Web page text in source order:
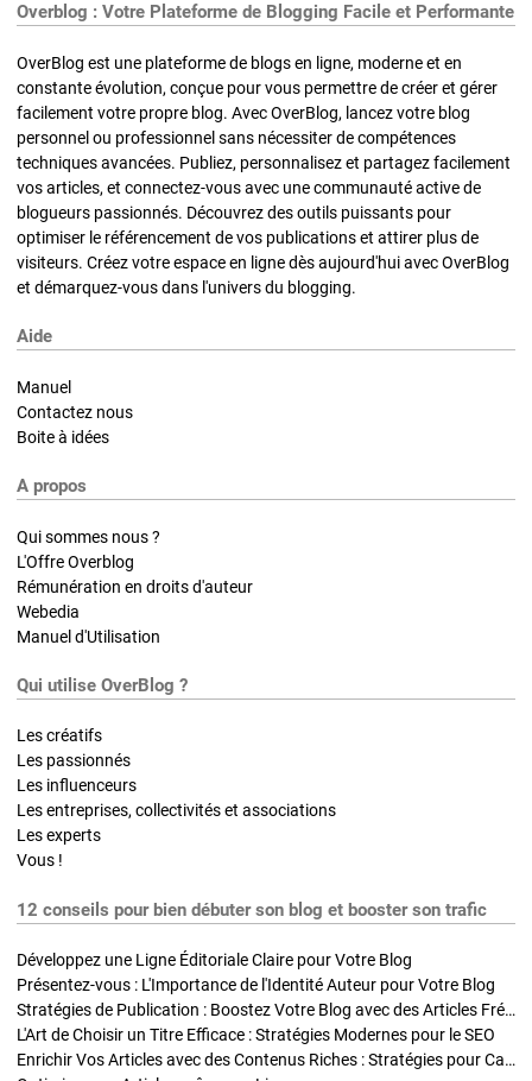
Overblog : Votre Plateforme de Blogging Facile et Performante
OverBlog est une plateforme de blogs en ligne, moderne et en
constante évolution, conçue pour vous permettre de créer et gérer
facilement votre propre blog. Avec OverBlog, lancez votre blog
personnel ou professionnel sans nécessiter de compétences
techniques avancées. Publiez, personnalisez et partagez facilement
vos articles, et connectez-vous avec une communauté active de
blogueurs passionnés. Découvrez des outils puissants pour
optimiser le référencement de vos publications et attirer plus de
visiteurs. Créez votre espace en ligne dès aujourd'hui avec OverBlog
et démarquez-vous dans l'univers du blogging.
Aide
Manuel
Contactez nous
Boite à idées
A propos
Qui sommes nous ?
L'Offre Overblog
Rémunération en droits d'auteur
Webedia
Manuel d'Utilisation
Qui utilise OverBlog ?
Les créatifs
Les passionnés
Les influenceurs
Les entreprises, collectivités et associations
Les experts
Vous !
12 conseils pour bien débuter son blog et booster son trafic
Développez une Ligne Éditoriale Claire pour Votre Blog
Présentez-vous : L'Importance de l'Identité Auteur pour Votre Blog
Stratégies de Publication : Boostez Votre Blog avec des Articles Fréquents et Exclusifs
L'Art de Choisir un Titre Efficace : Stratégies Modernes pour le SEO
Enrichir Vos Articles avec des Contenus Riches : Stratégies pour Captiver et Optimiser